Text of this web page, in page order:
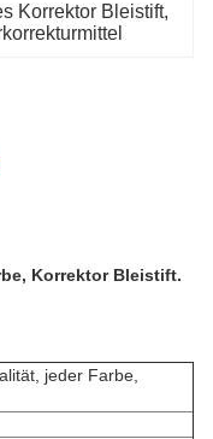
Korrektor Bleistift
Korrektor Bleistift.
jeder Farbe,